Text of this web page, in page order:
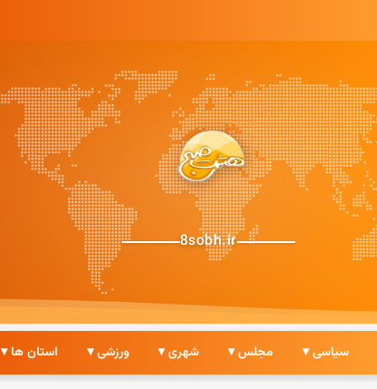
8sobh.ir
سیاسی ▾ مجلس ▾ شهری ▾ ورزشی ▾ استان ها ▾